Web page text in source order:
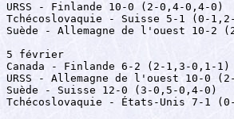
URSS - Finlande 10-0 (2-0,4-0,4-0)
Tchécoslovaquie - Suisse 5-1 (0-
Suède - Allemagne de l'ouest 10-2
5 février
Canada - Finlande 6-2 (2-1,3-0,1-1)
URSS - Allemagne de l'ouest 10-0
Suède - Suisse 12-0 (3-0,5-0,4-0)
Tchécoslovaquie - États-Unis 7-1